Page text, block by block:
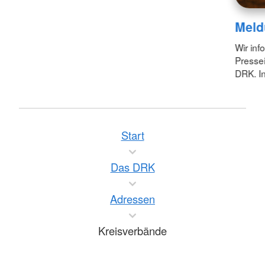
Wir
DRK.
Start
Das DRK
Adressen
Kreisverbände